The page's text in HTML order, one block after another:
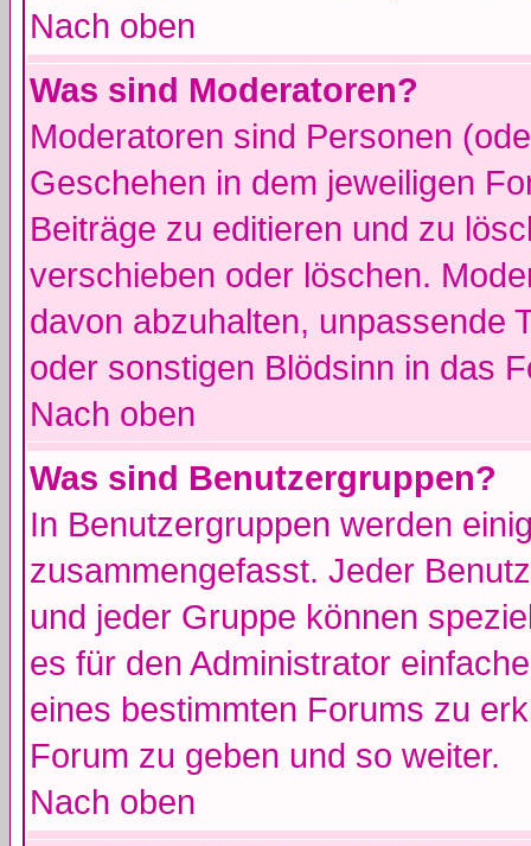
Nach oben
Was sind Moderatoren?
Moderatoren sind Personen
Geschehen in dem jeweiligen
Beiträge zu editieren und zu
verschieben oder löschen.
davon abzuhalten, unpassende
oder sonstigen Blödsinn in das
Nach oben
Was sind Benutzergruppen?
In Benutzergruppen werden
zusammengefasst. Jeder
und jeder Gruppe können
es für den Administrator
eines bestimmten Forums zu
Forum zu geben und so weiter.
Nach oben